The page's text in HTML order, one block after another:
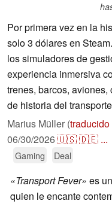
Por primera vez en la
solo 3 dólares en
los simuladores de
experiencia inmersiva
trenes, barcos,
de historia del
Marius Müller (traducido
06/30/2026🇺🇸🇩🇪 ...
Gaming Deal
«Transport Fever» es
quien le encante